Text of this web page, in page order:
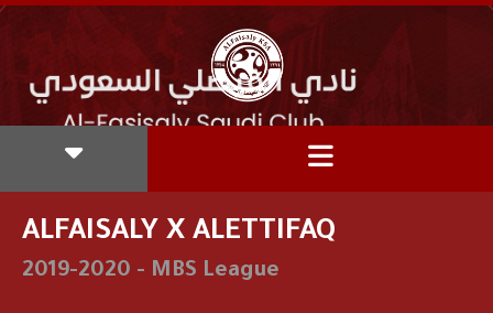
ALFAISALY X ALETTIFAQ
2019-2020 - MBS League